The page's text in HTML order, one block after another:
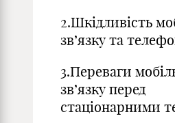
2.Шкідливість
зв’язку та
3.Переваги
зв’язку перед
стаціонарними